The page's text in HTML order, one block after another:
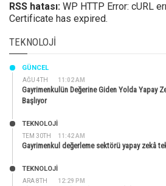
RSS hatası: WP HTTP Error: cURL
Certificate has expired.
TEKNOLOJI
AĞU 4TH 11:02 AM
GÜNCEL
Gayrimenkulün Değerine Giden Yolda Yapay
Başlıyor
TEM 30TH 11:42 AM
TEKNOLOJİ
Gayrimenkul değerleme sektörü yapay zekâ
ARA 8TH 12:29 PM
TEKNOLOJİ